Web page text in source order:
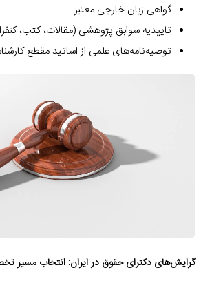
گواهی زبان خارجی معتبر
تاییدیه سوابق پژوهشی (مقالات، کتب،
توصیه‌نامه‌های علمی از اساتید مقطع
گرایش‌های دکترای حقوق در ایران: انتخاب مسیر